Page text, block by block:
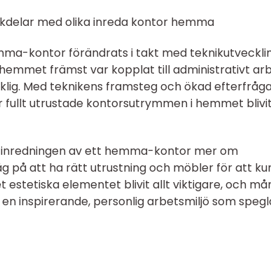
med olika inreda kontor hemma
kontor förändrats i takt med
främst var kopplat till administrativt
Med teknikens framsteg och ökad
utrustade kontorsutrymmen i hemmet
av ett hemma-kontor mer om
på att ha rätt utrustning och möbler för att
estetiska elementet blivit allt viktigare, och
inspirerande, personlig arbetsmiljö som